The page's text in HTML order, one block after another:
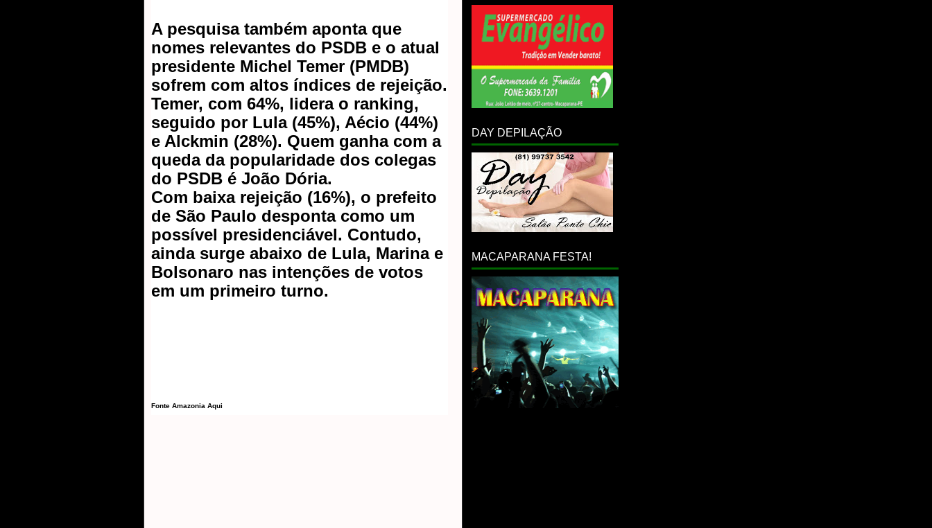
A pesquisa também aponta que
nomes relevantes do PSDB e o atual
presidente Michel Temer (PMDB)
sofrem com altos índices de rejeição.
Temer, com 64%, lidera o ranking,
seguido por Lula (45%), Aécio (44%)
e Alckmin (28%). Quem ganha com a
queda da popularidade dos colegas
do PSDB é João Dória.
Com baixa rejeição (16%), o prefeito
de São Paulo desponta como um
possível presidenciável. Contudo,
ainda surge abaixo de Lula, Marina e
Bolsonaro nas intenções de votos
em um primeiro turno.
Fonte Amazonia Aqui
DAY DEPILAÇÃO
MACAPARANA FESTA!